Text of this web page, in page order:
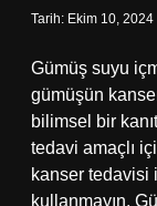
Tarih: Ekim 10, 2024
Gümüş suyu
gümüşün
bilimsel bir
tedavi amaçlı
kanser tedavisi
kullanmayın.